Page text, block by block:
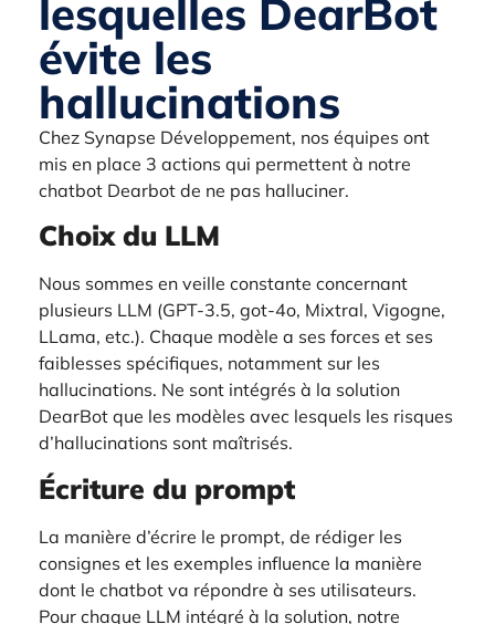
lesquelles DearBot
évite les
hallucinations
Chez Synapse Développement, nos équipes ont
mis en place 3 actions qui permettent à notre
chatbot Dearbot de ne pas halluciner.
Choix du LLM
Nous sommes en veille constante concernant
plusieurs LLM (GPT-3.5, got-4o, Mixtral, Vigogne,
LLama, etc.). Chaque modèle a ses forces et ses
faiblesses spécifiques, notamment sur les
hallucinations. Ne sont intégrés à la solution
DearBot que les modèles avec lesquels les risques
d’hallucinations sont maîtrisés.
Écriture du prompt
La manière d’écrire le prompt, de rédiger les
consignes et les exemples influence la manière
dont le chatbot va répondre à ses utilisateurs.
Pour chaque LLM intégré à la solution, notre